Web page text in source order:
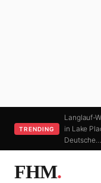
TRENDING
Langlauf-
in Lake
Deutsche…
FHM.